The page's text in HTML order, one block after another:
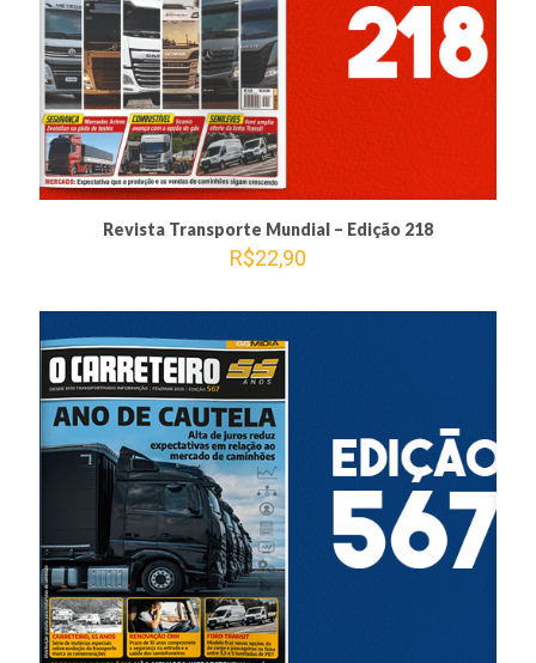
Revista Transporte Mundial – Edição 218
R$22,90